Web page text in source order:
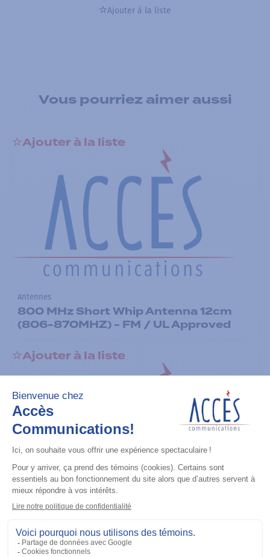
Ajouter à la liste
Vous pourriez aimer aussi
Ajouter à la liste
Antennes
800 MHz Short Whip Antenna 12cm
(806-870MHZ) - FM / UL Approved
Ajouter à la liste
Antennes
900 MHz Short Whip Antenna 11cm
(896-941MHZ) - FM / UL Approved